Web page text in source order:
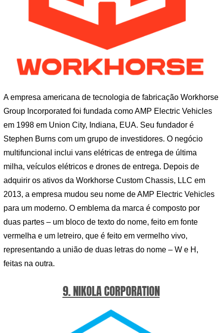
A empresa americana de tecnologia de fabricação Workhorse
Group Incorporated foi fundada como AMP Electric Vehicles
em 1998 em Union City, Indiana, EUA. Seu fundador é
Stephen Burns com um grupo de investidores. O negócio
multifuncional inclui vans elétricas de entrega de última
milha, veículos elétricos e drones de entrega. Depois de
adquirir os ativos da Workhorse Custom Chassis, LLC em
2013, a empresa mudou seu nome de AMP Electric Vehicles
para um moderno. O emblema da marca é composto por
duas partes – um bloco de texto do nome, feito em fonte
vermelha e um letreiro, que é feito em vermelho vivo,
representando a união de duas letras do nome – W e H,
feitas na outra.
9. NIKOLA CORPORATION